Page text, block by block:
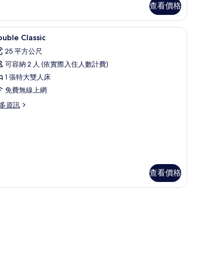
查看價格
Lodge) | 高級寢具、舒適加層、迷你吧、客房內保險箱
高級寢具、舒適加層、迷你吧、客房內保險箱
3 Classic
25 平方公尺
可容納 2 人 (依實際入住人數計費)
1 張特大雙人床
免費無線上網
資訊
查看價格